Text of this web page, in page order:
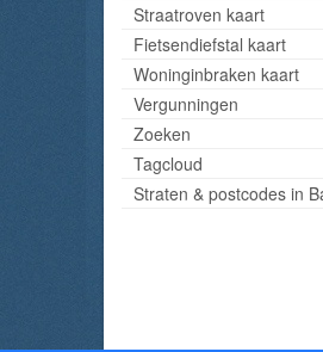
Straatroven kaart
Fietsendiefstal kaart
Woninginbraken kaart
Vergunningen
Zoeken
Tagcloud
Straten & postcodes in